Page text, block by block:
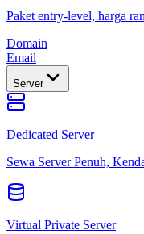
Paket entry-level, harga
Domain
Email
Server
Dedicated Server
Sewa Server Penuh,
Virtual Private Server